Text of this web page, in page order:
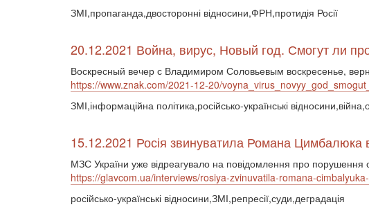
ЗМІ,пропаганда,двосторонні відносини,ФРН,протидія Росії
20.12.2021 Война, вирус, Новый год. Смогут ли
Воскресный вечер с Владимиром Соловьевым воскресенье,
https://www.znak.com/2021-12-20/
ЗМІ,інформаційна політика,російсько-українські
15.12.2021 Росія звинуватила Романа Цимбалюка в
МЗС України уже відреагувало на повідомлення про порушення
https://glavcom.ua/interviews/rosiya-zvinuvatila-romana-
російсько-українські відносини,ЗМІ,репресії,суди,деградація